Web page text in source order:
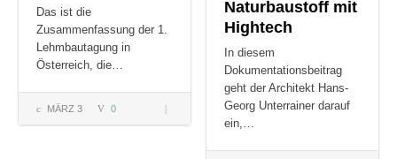
Das ist die
Zusammenfassung der 1.
Lehmbautagung in
Österreich, die…
MÄRZ 3 0
Lehmbautagung
Naturbaustoff mit
Hightech
In diesem
Dokumentationsbeitrag
geht der Architekt Hans-
Georg Unterrainer darauf
ein,…